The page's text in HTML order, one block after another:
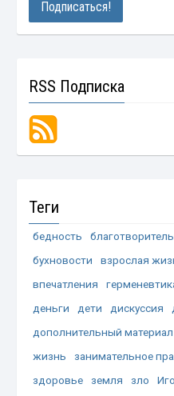
RSS Подписка
Теги
бедность
бухновости
взрослая
впечатления
деньги
дети дискуссия
дополнительный материал
жизнь
занимательное
здоровье
земля зло